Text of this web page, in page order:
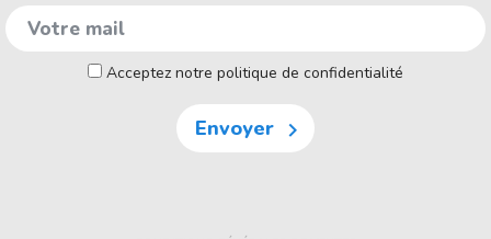
Acceptez notre politique de confidentialité
Envoyer 